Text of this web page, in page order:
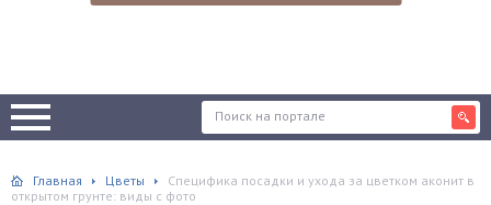
Главная Цветы
Специфика посадки и ухода за цветком аконит в
открытом грунте: виды с фото